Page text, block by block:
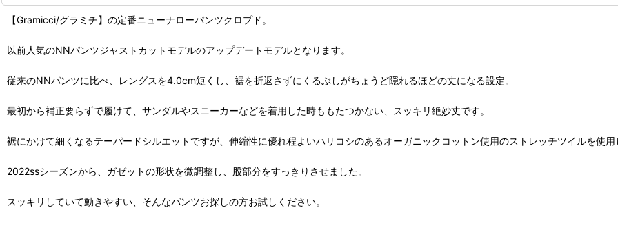
【Gramicci/グラミチ】の定番ニューナローパンツクロプド。
以前人気のNNパンツジャストカットモデルのアップデートモデルとなります。
従来のNNパンツに比べ、レングスを4.0cm短くし、裾を折返さずにくるぶしがちょうど隠れるほどの丈になる設定。
最初から補正要らずで履けて、サンダルやスニーカーなどを着用した時ももたつかない、スッキリ絶妙丈です。
裾にかけて細くなるテーパードシルエットですが、伸縮性に優れ程よいハリコシのあるオーガニックコットン使用のストレッチツイルを使用
2022ssシーズンから、ガゼットの形状を微調整し、股部分をすっきりさせました。
スッキリしていて動きやすい、そんなパンツお探しの方お試しください。